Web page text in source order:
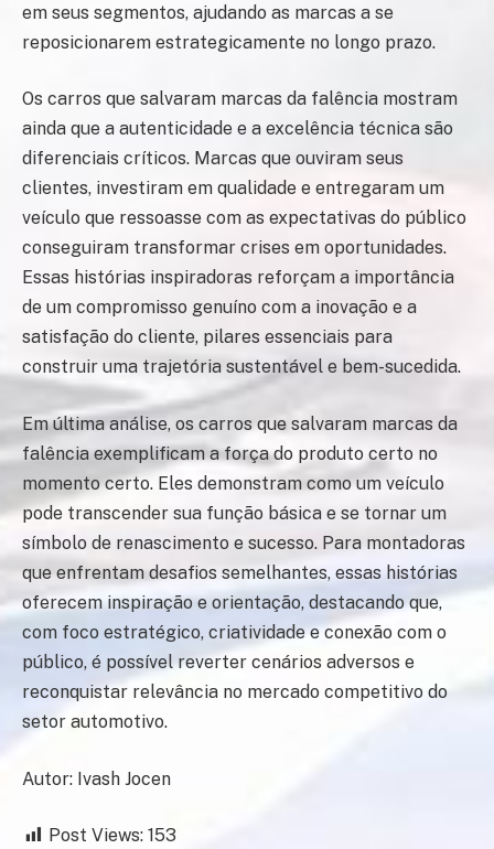
em seus segmentos, ajudando as marcas a se
reposicionarem estrategicamente no longo prazo.
Os carros que salvaram marcas da falência mostram
ainda que a autenticidade e a excelência técnica são
diferenciais críticos. Marcas que ouviram seus
clientes, investiram em qualidade e entregaram um
veículo que ressoasse com as expectativas do público
conseguiram transformar crises em oportunidades.
Essas histórias inspiradoras reforçam a importância
de um compromisso genuíno com a inovação e a
satisfação do cliente, pilares essenciais para
construir uma trajetória sustentável e bem-sucedida.
Em última análise, os carros que salvaram marcas da
falência exemplificam a força do produto certo no
momento certo. Eles demonstram como um veículo
pode transcender sua função básica e se tornar um
símbolo de renascimento e sucesso. Para montadoras
que enfrentam desafios semelhantes, essas histórias
oferecem inspiração e orientação, destacando que,
com foco estratégico, criatividade e conexão com o
público, é possível reverter cenários adversos e
reconquistar relevância no mercado competitivo do
setor automotivo.
Autor: Ivash Jocen
Post Views: 153